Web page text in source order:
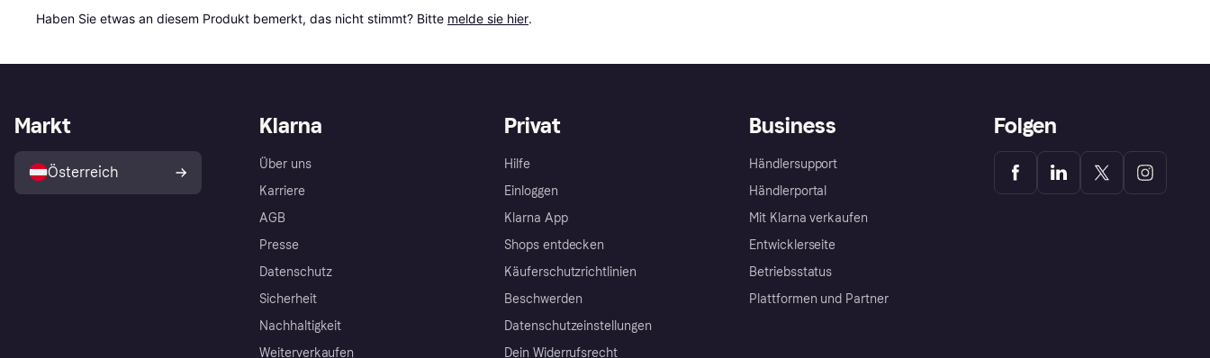
Haben Sie etwas an diesem Produkt bemerkt, das nicht stimmt? Bitte melde sie hier.
Klarna
Über uns
Karriere
AGB
Presse
Datenschutz
Sicherheit
Nachhaltigkeit
Weiterverkaufen
Privat
Hilfe
Einloggen
Klarna App
Shops entdecken
Käuferschutzrichtlinien
Beschwerden
Datenschutzeinstellungen
Dein Widerrufsrecht
Business
Händlersupport
Händlerportal
Mit Klarna verkaufen
Entwicklerseite
Betriebsstatus
Plattformen und Partner
Markt
Österreich
Folgen